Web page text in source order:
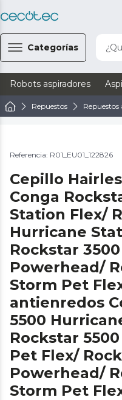
Categorías
Robots aspiradores
Repuestos Repuestos
Referencia: R01_EU01_122826
Cepillo
Conga
Station Flex/
Hurricane
Rockstar
Powerhead/
Storm Pet
antienredos
5500
Rockstar
Pet Flex/
Powerhead/
Storm Pet